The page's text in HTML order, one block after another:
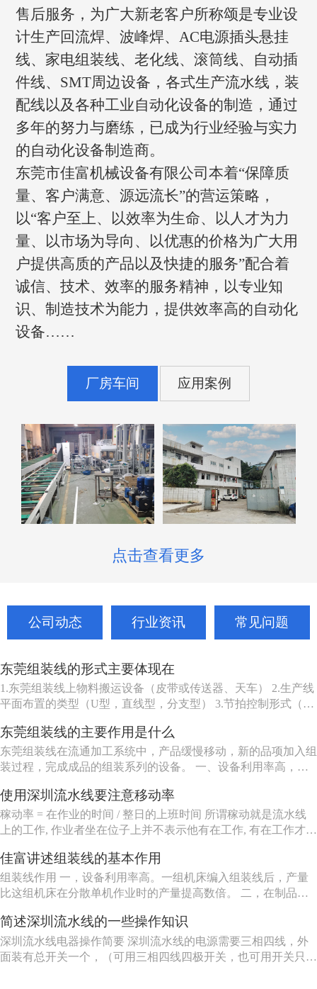
售后服务，为广大新老客户所称颂是专业设
计生产回流焊、波峰焊、AC电源插头悬挂
线、家电组装线、老化线、滚筒线、自动插
件线、SMT周边设备，各式生产流水线，装
配线以及各种工业自动化设备的制造，通过
多年的努力与磨练，已成为行业经验与实力
的自动化设备制造商。
东莞市佳富机械设备有限公司本着“保障质
量、客户满意、源远流长”的营运策略，
以“客户至上、以效率为生命、以人才为力
量、以市场为导向、以优惠的价格为广大用
户提供高质的产品以及快捷的服务”配合着
诚信、技术、效率的服务精神，以专业知
识、制造技术为能力，提供效率高的自动化
设备……
厂房车间 应用案例
点击查看更多
公司动态 行业资讯 常见问题
东莞组装线的形式主要体现在
1.东莞组装线上物料搬运设备（皮带或传送器、天车） 2.生产线
平面布置的类型（U型，直线型，分支型） 3.节拍控制形式（机
装线工作站特性（工人可以坐、站、跟着装配线走或随装配线一
起移动等） 6.东莞组装线的长度（几个或许多工人） ...
东莞组装线的主要作用是什么
东莞组装线在流通加工系统中，产品缓慢移动，新的品项加入组
装过程，完成成品的组装系列的设备。 一、设备利用率高，一
提高数倍。 二、在制品减少80%左右。 三、生产能力相对稳
定，自动加工系统由一自或多台机床组成，发生故障时，有降级
运转的能...
使用深圳流水线要注意移动率
稼动率 = 在作业的时间 / 整日的上班时间 所谓稼动就是流水线
上的工作, 作业者坐在位子上并不表示他有在工作, 有在工作才能
能全天对每个作业者进行测量, 所以有种工作抽查的手法来仿真
测量, 其实说穿了就是不时去看作业者在做什么。
佳富讲述组装线的基本作用
组装线作用 一，设备利用率高。一组机床编入组装线后，产量
比这组机床在分散单机作业时的产量提高数倍。 二，在制品减
多台机床组成，发生故障时，有降级运转的能力，物料传送系统
也有自行绕过故障机床的能力。 四，产品质量高。零件在加工
过程中，装卸...
简述深圳流水线的一些操作知识
深圳流水线电器操作简要 深圳流水线的电源需要三相四线，外
面装有总开关一个，（可用三相四线四极开关，也可用开关只控